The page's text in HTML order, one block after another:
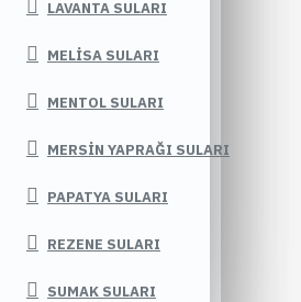
LAVANTA SULARI
MELISA SULARI
MENTOL SULARI
MERSIN YAPRAĞI SULARI
PAPATYA SULARI
REZENE SULARI
SUMAK SULARI